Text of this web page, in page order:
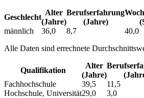
Geschlecht
Alter
(Jahre)
Berufs­erfahrung
(Jahre)
männlich
36,0 8,7 40,0
Alle Daten sind errechnete
Qualifikation
Alter
(Jahre)
Fachhochschule
39,5 11,5
Hochschule, Universität29,0 3,0